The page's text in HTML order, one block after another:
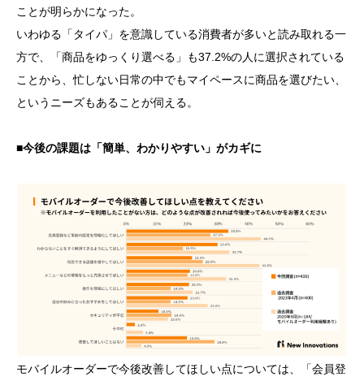
ことが明らかになった。
いわゆる「タイパ」を意識している消費者が多いと読み取れる一
方で、「商品をゆっくり選べる」も37.2%の人に選択されている
ことから、忙しない日常の中でもマイペースに商品を選びたい、
というニーズもあることが伺える。
■今後の課題は「簡単、わかりやすい」がカギに
モバイルオーダーで今後改善してほしい点については、「会員登